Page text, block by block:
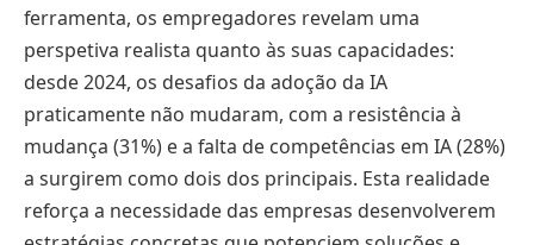
ferramenta, os empregadores revelam uma
perspetiva realista quanto às suas capacidades:
desde 2024, os desafios da adoção da IA
praticamente não mudaram, com a resistência à
mudança (31%) e a falta de competências em IA (28%)
a surgirem como dois dos principais. Esta realidade
reforça a necessidade das empresas desenvolverem